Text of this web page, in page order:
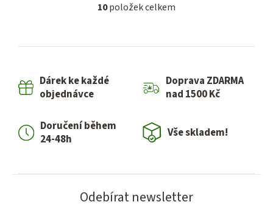
O
l
k
v
10položek celkem
Dárek ke každé
objednávce
Doprava ZDARMA
nad 1500 Kč
Doručení během
24-48h
Vše skladem!
Odebírat newsletter